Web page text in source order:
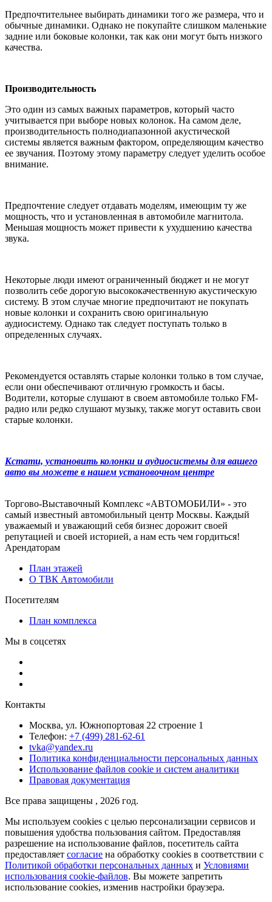
Предпочтительнее выбирать динамики того же размера, что и
обычные динамики. Однако не покупайте слишком маленькие
задние или боковые колонки, так как они могут быть низкого
качества.
Производительность
Это один из самых важных параметров, который часто
учитывается при выборе новых колонок. На самом деле,
производительность полнодиапазонной акустической
системы является важным фактором, определяющим качество
ее звучания. Поэтому этому параметру следует уделить особое
внимание.
Предпочтение следует отдавать моделям, имеющим ту же
мощность, что и установленная в автомобиле магнитола.
Меньшая мощность может привести к ухудшению качества
звука.
Некоторые люди имеют ограниченный бюджет и не могут
позволить себе дорогую высококачественную акустическую
систему. В этом случае многие предпочитают не покупать
новые колонки и сохранить свою оригинальную
аудиосистему. Однако так следует поступать только в
определенных случаях.
Рекомендуется оставлять старые колонки только в том случае,
если они обеспечивают отличную громкость и басы.
Водители, которые слушают в своем автомобиле только FM-
радио или редко слушают музыку, также могут оставить свои
старые колонки.
Кстати, установить колонки и аудиосистемы для вашего
авто вы можете в нашем установочном центре
Торгово-Выставочный Комплекс «АВТОМОБИЛИ» - это
самый известный автомобильный центр Москвы. Каждый
уважаемый и уважающий себя бизнес дорожит своей
репутацией и своей историей, а нам есть чем гордиться!
Арендаторам
План этажей
О ТВК Автомобили
Посетителям
План комплекса
Мы в соцсетях
Контакты
Москва, ул. Южнопортовая 22 строение 1
Телефон: +7 (499) 281-62-61
tvka@yandex.ru
Политика конфиденциальности персональных данных
Использование файлов cookie и систем аналитики
Правовая документация
Все права защищены , 2026 год.
Мы используем cookies с целью персонализации сервисов и
повышения удобства пользования сайтом. Предоставляя
разрешение на использование файлов, посетитель сайта
предоставляет согласие на обработку cookies в соответствии с
Политикой обработки персональных данных и Условиями
использования cookie-файлов. Вы можете запретить
использование cookies, изменив настройки браузера.